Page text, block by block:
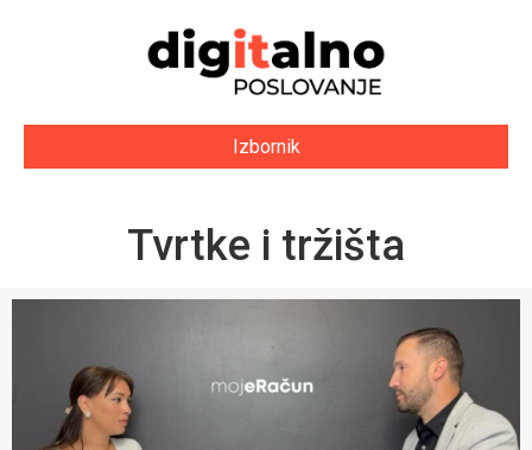
Izbornik
Tvrtke i tržišta